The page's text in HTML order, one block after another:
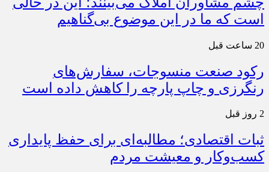
است که ما در این موضوع بی‌گناهیم
20 ساعت قبل
رکود صنعت منسوجات، سفارش‌های
رنگرزی و چاپ پارچه را کاهش داده است
2 روز قبل
ثبات اقتصادی؛ مطالبه‌ای برای حفظ پایداری
کسب‌وکار و معیشت مردم